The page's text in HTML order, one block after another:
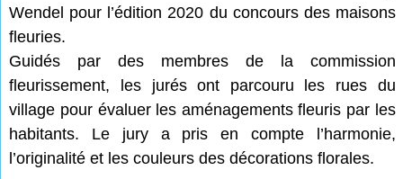
Wendel pour l’édition 2020 du concours des maisons
fleuries.
Guidés par des membres de la commission
fleurissement, les jurés ont parcouru les rues du
village pour évaluer les aménagements fleuris par les
habitants. Le jury a pris en compte l’harmonie,
l’originalité et les couleurs des décorations florales.